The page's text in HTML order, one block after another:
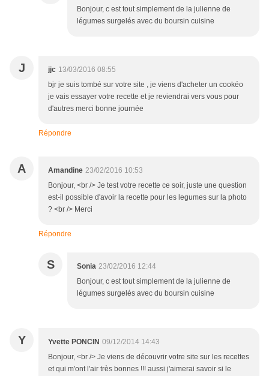
Bonjour, c est tout simplement de la julienne de
légumes surgelés avec du boursin cuisine
J jjc 13/03/2016 08:55
bjr je suis tombé sur votre site , je viens d'acheter un cookéo
je vais essayer votre recette et je reviendrai vers vous pour
d'autres merci bonne journée
Répondre
A Amandine 23/02/2016 10:53
Bonjour, <br /> Je test votre recette ce soir, juste une question
est-il possible d'avoir la recette pour les legumes sur la photo
? <br /> Merci
Répondre
S Sonia 23/02/2016 12:44
Bonjour, c est tout simplement de la julienne de
légumes surgelés avec du boursin cuisine
Y Yvette PONCIN 09/12/2014 14:43
Bonjour, <br /> Je viens de découvrir votre site sur les recettes
et qui m'ont l'air très bonnes !!! aussi j'aimerai savoir si le